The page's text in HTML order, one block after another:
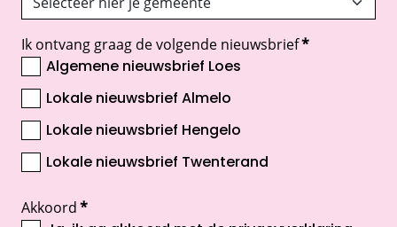
Ik ontvang graag de volgende nieuwsbrief*
Algemene nieuwsbrief Loes
Lokale nieuwsbrief Almelo
Lokale nieuwsbrief Hengelo
Lokale nieuwsbrief Twenterand
Akkoord*